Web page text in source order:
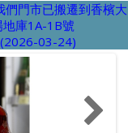
門市已搬遷到香檳大
庫1A-1B號
03-24)